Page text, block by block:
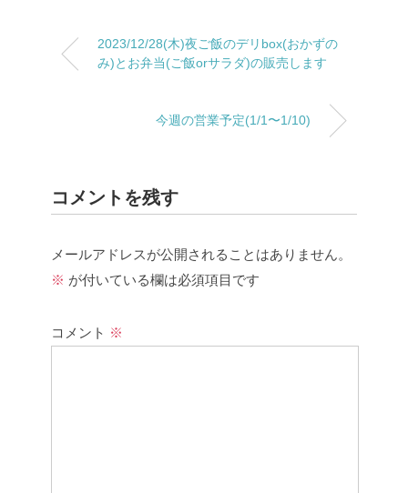
2023/12/28(木)夜ご飯のデリbox(おかずの
み)とお弁当(ご飯orサラダ)の販売します
今週の営業予定(1/1〜1/10)
コメントを残す
メールアドレスが公開されることはありません。
※ が付いている欄は必須項目です
コメント ※